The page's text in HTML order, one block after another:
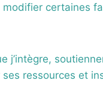
certaines
j’intègre,
ressources et